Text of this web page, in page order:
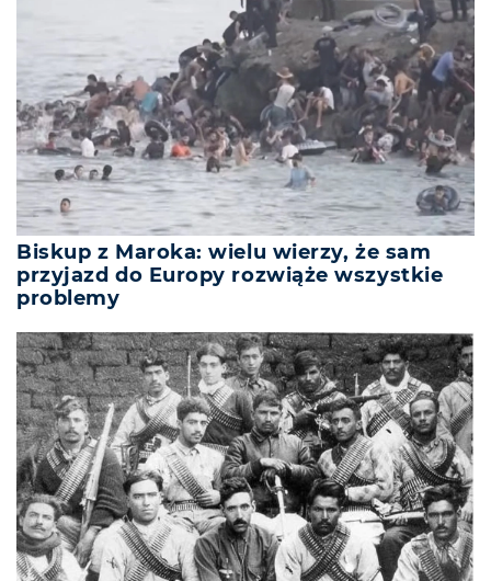
Biskup z Maroka: wielu wierzy, że sam
przyjazd do Europy rozwiąże wszystkie
problemy